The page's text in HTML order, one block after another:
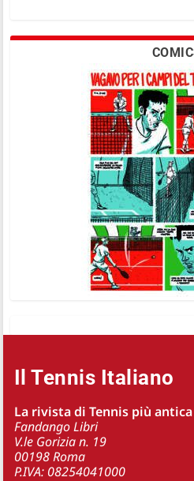
Il Tennis Italiano
La rivista di Tennis più
Fandango Libri
V.le Gorizia n. 19
00198 Roma
P.IVA: 08254041000